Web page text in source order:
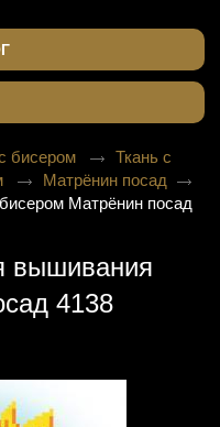
бисером
Ткань с
Матрёнин посад
Матрёнин посад
вышивания
4138